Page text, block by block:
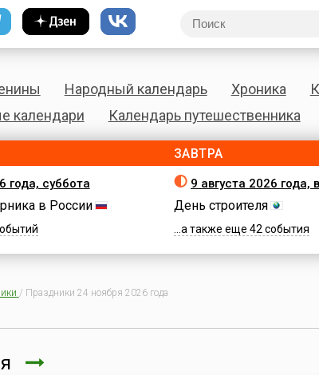
Народный календарь Хроника
календари
Календарь путешественника
года, суббота
в России
ЗАВТРА
9 августа 2026 года,
День строителя
...а также еще 42 события
/ Праздники 24 ноября 2026 года